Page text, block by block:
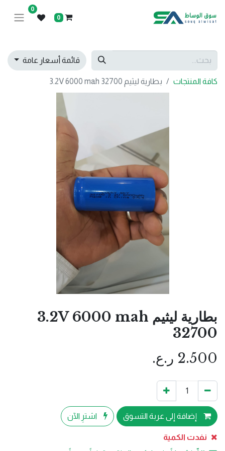
0
0
قائمة أسعار عامة
كافة المنتجات بطارية ليثيم 3.2V 6000 mah 32700
بطارية ليثيم 3.2V 6000 mah
32700
2.500 ر.ع.
إضافة إلى عربة التسوق اشترِ الآن
نفدت الكمية